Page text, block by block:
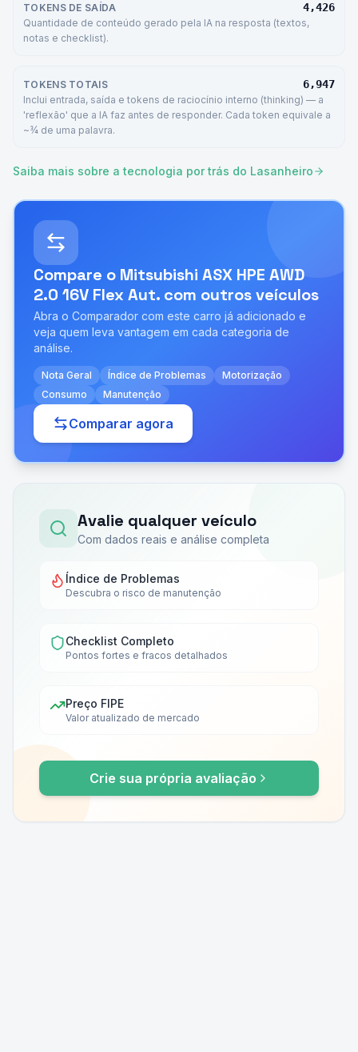
TOKENS DE SAÍDA 4,426
Quantidade de conteúdo gerado pela IA na resposta (textos,
notas e checklist).
TOKENS TOTAIS 6,947
Inclui entrada, saída e tokens de raciocínio interno (thinking) — a
'reflexão' que a IA faz antes de responder. Cada token equivale a
~¾ de uma palavra.
Saiba mais sobre a tecnologia por trás do Lasanheiro
Compare o Mitsubishi ASX HPE AWD
2.0 16V Flex Aut. com outros veículos
Abra o Comparador com este carro já adicionado e
veja quem leva vantagem em cada categoria de
análise.
Nota Geral Índice de Problemas
Motorização
Consumo
Manutenção
Comparar agora
Avalie qualquer veículo
Com dados reais e análise completa
Índice de Problemas
Descubra o risco de manutenção
Checklist Completo
Pontos fortes e fracos detalhados
Preço FIPE
Valor atualizado de mercado
Crie sua própria avaliação